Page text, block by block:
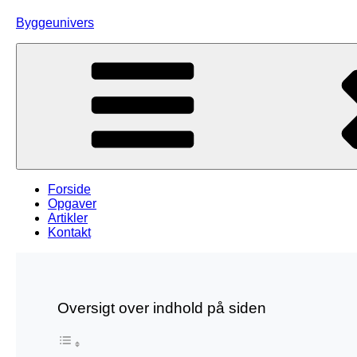
Skip
Byggeunivers
Forside
Opgaver
Artikler
Kontakt
Oversigt over indhold på siden